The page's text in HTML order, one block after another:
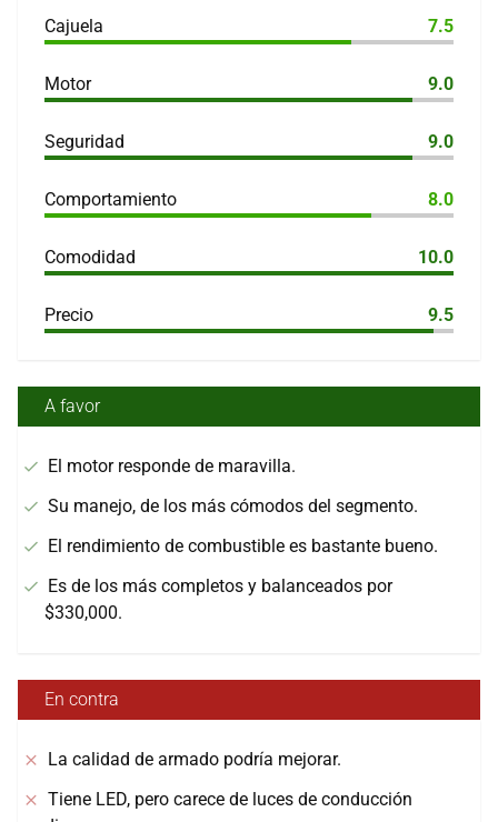
Cajuela 7.5
Motor 9.0
Seguridad 9.0
Comportamiento 8.0
Comodidad 10.0
Precio 9.5
A favor
El motor responde de maravilla.
Su manejo, de los más cómodos del segmento.
El rendimiento de combustible es bastante bueno.
Es de los más completos y balanceados por
$330,000.
En contra
La calidad de armado podría mejorar.
Tiene LED, pero carece de luces de conducción